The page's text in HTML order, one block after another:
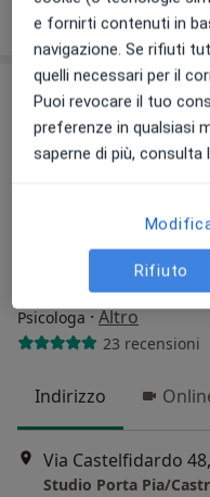
Chiedi di
Pagamenti online
Dott.ssa
Psicologa·Altro
23 recensioni
Indirizzo
Via Castelfidardo
Studio Porta Pia/
e fornirti contenuti in
navigazione. Se rifiuti
quelli necessari per il
Puoi revocare il tuo
preferenze in qualsiasi
saperne di più, consulta
Rifiuto